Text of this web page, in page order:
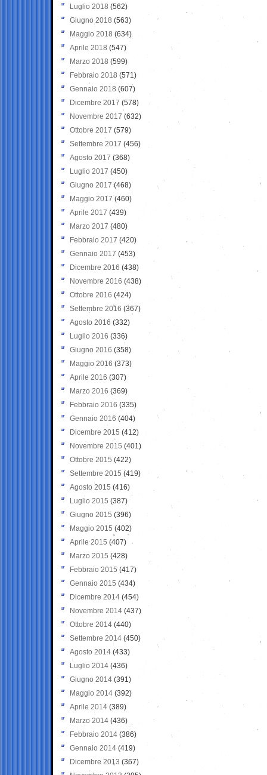
Luglio 2018 (562)
Giugno 2018 (563)
Maggio 2018 (634)
Aprile 2018 (547)
Marzo 2018 (599)
Febbraio 2018 (571)
Gennaio 2018 (607)
Dicembre 2017 (578)
Novembre 2017 (632)
Ottobre 2017 (579)
Settembre 2017 (456)
Agosto 2017 (368)
Luglio 2017 (450)
Giugno 2017 (468)
Maggio 2017 (460)
Aprile 2017 (439)
Marzo 2017 (480)
Febbraio 2017 (420)
Gennaio 2017 (453)
Dicembre 2016 (438)
Novembre 2016 (438)
Ottobre 2016 (424)
Settembre 2016 (367)
Agosto 2016 (332)
Luglio 2016 (336)
Giugno 2016 (358)
Maggio 2016 (373)
Aprile 2016 (307)
Marzo 2016 (369)
Febbraio 2016 (335)
Gennaio 2016 (404)
Dicembre 2015 (412)
Novembre 2015 (401)
Ottobre 2015 (422)
Settembre 2015 (419)
Agosto 2015 (416)
Luglio 2015 (387)
Giugno 2015 (396)
Maggio 2015 (402)
Aprile 2015 (407)
Marzo 2015 (428)
Febbraio 2015 (417)
Gennaio 2015 (434)
Dicembre 2014 (454)
Novembre 2014 (437)
Ottobre 2014 (440)
Settembre 2014 (450)
Agosto 2014 (433)
Luglio 2014 (436)
Giugno 2014 (391)
Maggio 2014 (392)
Aprile 2014 (389)
Marzo 2014 (436)
Febbraio 2014 (386)
Gennaio 2014 (419)
Dicembre 2013 (367)